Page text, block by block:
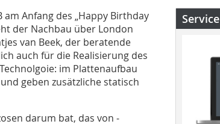
am Anfang des „Happy Birthday
der Nachbau über London
van Beek, der beratende
auch für die Realisierung des
im Plattenaufbau
geben zusätzliche statisch
darum bat, das von
Service